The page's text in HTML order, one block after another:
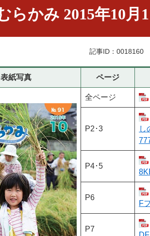
らかみ 2015年10月
記事ID：0018160
表紙写真 ページ
全ページ
P2･3
し
P4･5
P6
F
P7